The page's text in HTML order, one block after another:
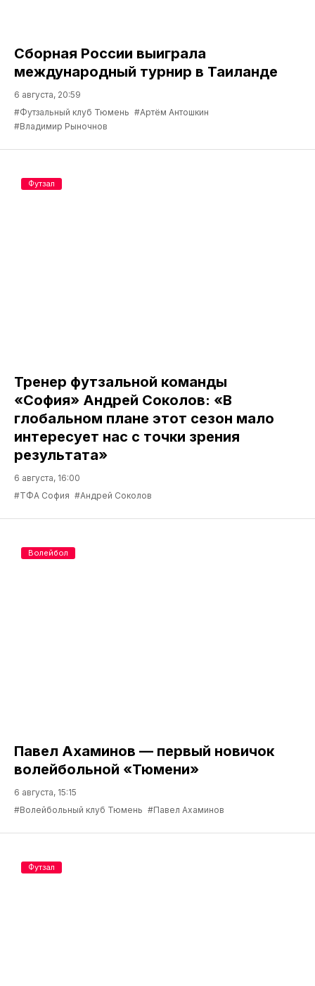
Сборная России выиграла
международный турнир в Таиланде
6 августа, 20:59
#Футзальный клуб Тюмень #Артём Антошкин
#Владимир Рыночнов
Тренер футзальной команды
«София» Андрей Соколов: «В
глобальном плане этот сезон мало
интересует нас с точки зрения
результата»
6 августа, 16:00
#ТФА София #Андрей Соколов
Футзал
Павел Ахаминов — первый новичок
волейбольной «Тюмени»
6 августа, 15:15
#Волейбольный клуб Тюмень #Павел Ахаминов
Волейбол
Футзал